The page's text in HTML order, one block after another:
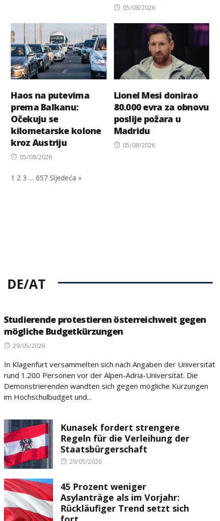
Posted
05/08/2026
Haos na putevima
prema Balkanu:
Očekuju se
kilometarske kolone
kroz Austriju
Posted
05/08/2026
Lionel Mesi donirao
80.000 evra za obnovu
poslije požara u
Madridu
Posted
05/08/2026
1 2 3 … 657 Sljedeća »
DE/AT
Studierende protestieren österreichweit gegen
mögliche Budgetkürzungen
Posted
29/05/2026
In Klagenfurt versammelten sich nach Angaben der Universität
rund 1.200 Personen vor der Alpen-Adria-Universität. Die
Demonstrierenden wandten sich gegen mögliche Kürzungen
im Hochschulbudget und...
Kunasek fordert strengere
Regeln für die Verleihung der
Staatsbürgerschaft
Posted
29/05/2026
45 Prozent weniger
Asylanträge als im Vorjahr:
Rückläufiger Trend setzt sich